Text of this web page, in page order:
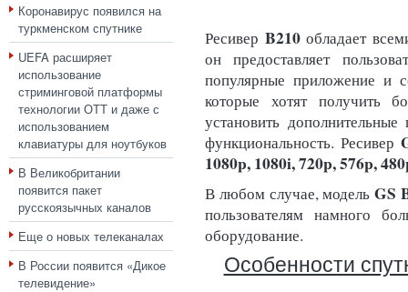
Коронавирус появился на
туркменском спутнике
UEFA расширяет
использование
стриминговой платформы
технологии ОТТ и даже с
использованием
клавиатуры для ноутбуков
В Великобритании
появится пакет
русскоязычных каналов
Еще о новых телеканалах
В России появится «Дикое
телевидение»
Ресивер B210обладает
он предоставляет
популярные приложение и
которые хотят получить
установить
функциональность. Ресивер
1080p, 1080i, 720p, 576p,
В любом случае, модельGS
пользователям намного
оборудование.
Особенности